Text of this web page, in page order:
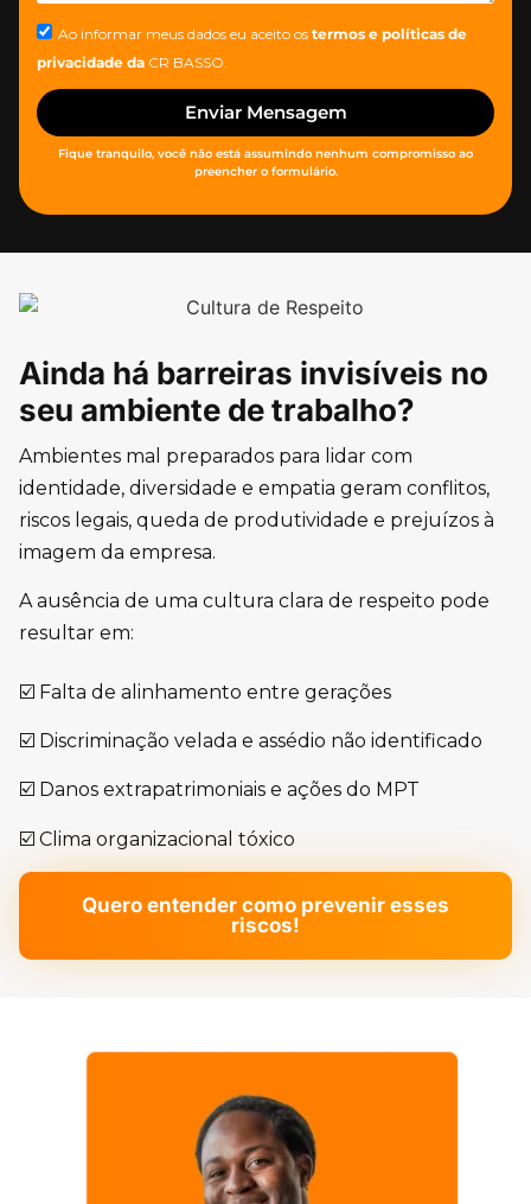
Ao informar meus dados eu aceito os termos e políticas de
privacidade da CR BASSO.
Enviar Mensagem
Fique tranquilo, você não está assumindo nenhum compromisso ao
preencher o formulário.
Ainda há barreiras invisíveis no
seu ambiente de trabalho?
Ambientes mal preparados para lidar com
identidade, diversidade e empatia geram conflitos,
riscos legais, queda de produtividade e prejuízos à
imagem da empresa.
A ausência de uma cultura clara de respeito pode
resultar em:
☑️ Falta de alinhamento entre gerações
☑️ Discriminação velada e assédio não identificado
☑️ Danos extrapatrimoniais e ações do MPT
☑️ Clima organizacional tóxico
Quero entender como prevenir esses
riscos!